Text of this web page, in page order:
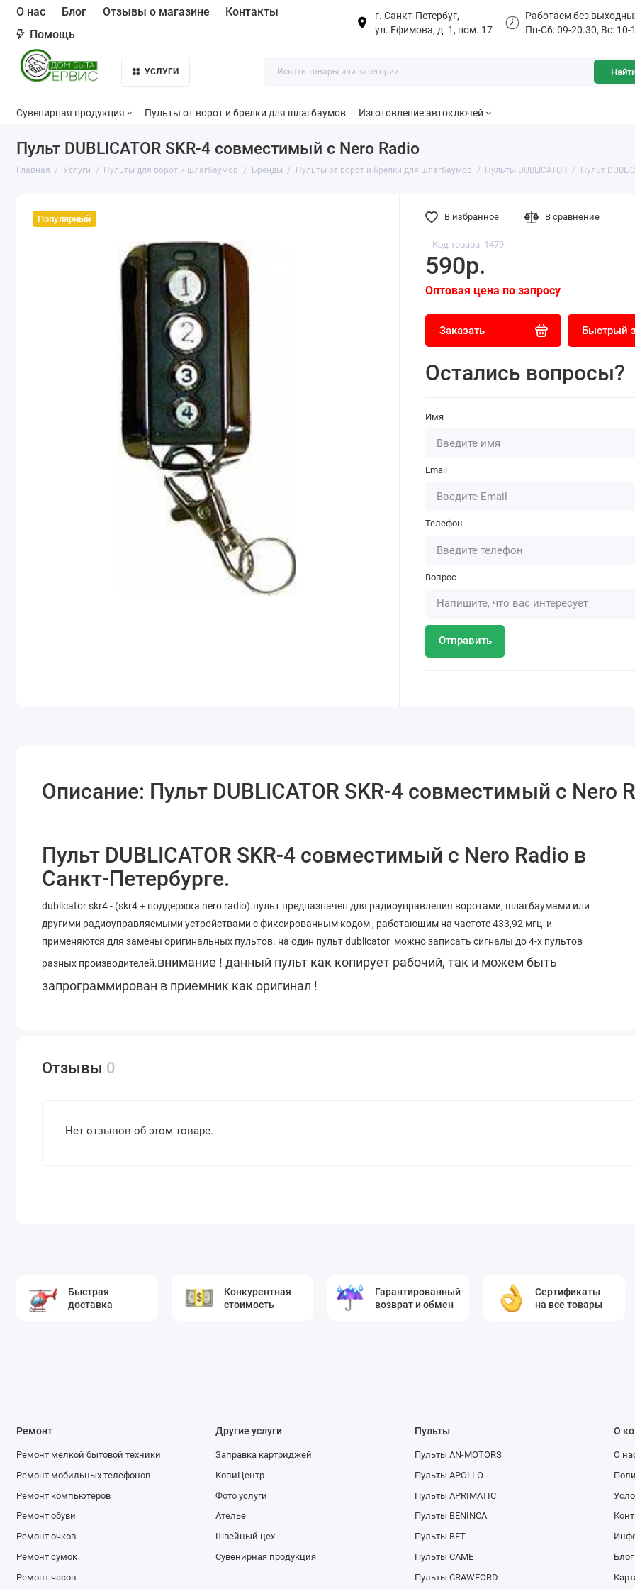
О нас Блог Отзывы о магазине
Контакты
Помощь
г. Санкт-Петербуг,
ул. Ефимова, д. 1, пом. 17
Работаем без
Пн-Сб: 09-20.30, Вс: 10-
УСЛУГИ
Сувенирная продукция Пульты от ворот и брелки для шлагбаумов Изготовление автоключей
Пульт DUBLICATOR SKR-4 совместимый с Nero Radio
Главная Услуги Пульты для ворот и шлагбаумов Бренды Пульты от ворот и брелки для шлагбаумов Пульты DUBLICATOR Пульт
Популярный
Код товара: 1479
590р.
Оптовая цена по запросу
Заказать Быстрый
Остались вопросы?
Имя
Email
Телефон
Вопрос
Отправить
В избранное В сравнение
Описание: Пульт DUBLICATOR SKR-4 совместимый с Nero
Пульт DUBLICATOR SKR-4 совместимый с Nero Radio в
Санкт-Петербурге.
dublicator skr4 - (skr4 + поддержка nero radio).пульт предназначен для радиоуправления воротами, шлагбаумами или
другими радиоуправляемыми устройствами с фиксированным кодом , работающим на частоте 433,92 мгц и
применяются для замены оригинальных пультов. на один пульт dublicator можно записать сигналы до 4-х пультов
разных производителей.внимание ! данный пульт как копирует рабочий, так и можем быть
запрограммирован в приемник как оригинал !
Отзывы 0
Нет отзывов об этом товаре.
Быстрая
доставка
Конкурентная
стоимость
Гарантированный
возврат и обмен
Сертификаты
на все товары
Ремонт
Ремонт мелкой бытовой техники
Ремонт мобильных телефонов
Ремонт компьютеров
Ремонт обуви
Ремонт очков
Ремонт сумок
Ремонт часов
Другие услуги
Заправка картриджей
КопиЦентр
Фото услуги
Ателье
Швейный цех
Сувенирная продукция
Пульты
Пульты AN-MOTORS
Пульты APOLLO
Пульты APRIMATIC
Пульты BENINCA
Пульты BFT
Пульты CAME
Пульты CRAWFORD
О
О
Блог